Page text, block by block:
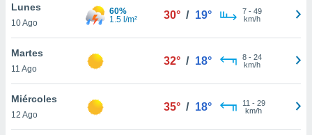
cookies
aceptar
Lunes
10 Ago
60%
1.5 l/m²
30° / 19° 7- 49
km/h
Martes
11 Ago
32° / 18° 8- 24
km/h
Miércoles
12 Ago
35° / 18° 11 - 29
km/h